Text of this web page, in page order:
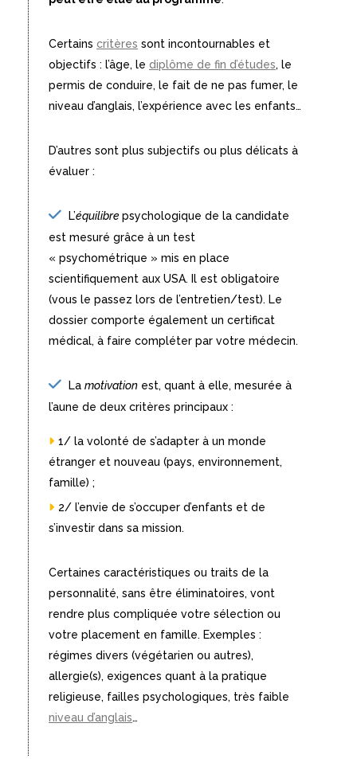
Certains critères sont incontournables et
objectifs : l’âge, le diplôme de fin d’études, le
permis de conduire, le fait de ne pas fumer, le
niveau d’anglais, l’expérience avec les enfants…
D’autres sont plus subjectifs ou plus délicats à
évaluer :
L’équilibrepsychologique de la candidate
est mesuré grâce à un test
« psychométrique » mis en place
scientifiquement aux USA. Il est obligatoire
(vous le passez lors de l’entretien/test). Le
dossier comporte également un certificat
médical, à faire compléter par votre médecin.
La motivation est, quant à elle, mesurée à
l’aune de deux critères principaux :
1/ la volonté de s’adapter à un monde
étranger et nouveau (pays, environnement,
famille) ;
2/ l’envie de s’occuper d’enfants et de
s’investir dans sa mission.
Certaines caractéristiques ou traits de la
personnalité, sans être éliminatoires, vont
rendre plus compliquée votre sélection ou
votre placement en famille. Exemples :
régimes divers (végétarien ou autres),
allergie(s), exigences quant à la pratique
religieuse, failles psychologiques, très faible
niveau d’anglais…